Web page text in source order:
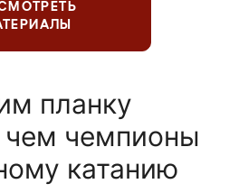
планку
чем чемпионы
катанию